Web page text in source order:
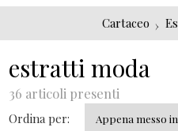
Cartaceo
estratti moda
36 articoli presenti
Ordina per: